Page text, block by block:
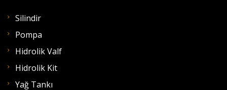
Silindir
Pompa
Hidrolik Valf
Hidrolik Kit
Yağ Tankı